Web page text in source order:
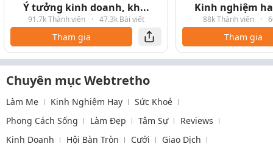
Ý tưởng kinh doanh, kh...
91.7k Thành viên · 47.3k Bài viết
Tham gia
Kinh nghiệm
88k Thành viên ·
Tham gia
Chuyên mục Webtretho
Làm Mẹ Kinh Nghiệm Hay
Sức Khoẻ
Phong Cách Sống
Làm Đẹp Tâm Sự
Reviews
Kinh Doanh
Hội Bàn Tròn Cưới Giao Dịch